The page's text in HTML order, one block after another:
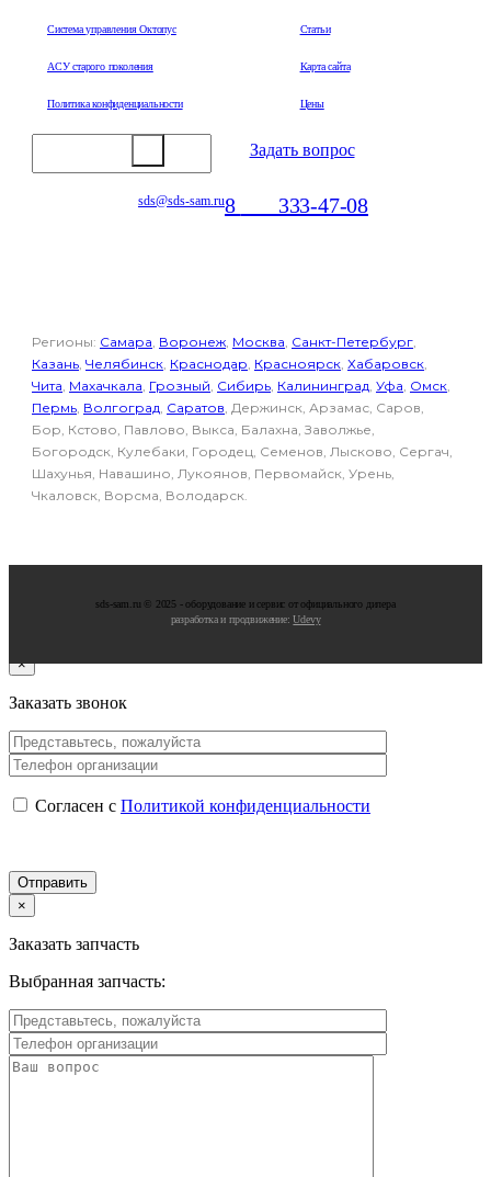
Система управления Октопус
АСУ старого поколения
Политика конфиденциальности
Статьи
Карта сайта
Цены
Задать вопрос
sds@sds-sam.ru8 333-47-08
Регионы: Самара, Воронеж, Москва, Санкт-Петербург,
Казань, Челябинск, Краснодар, Красноярск, Хабаровск,
Чита, Махачкала, Грозный, Сибирь, Калининград, Уфа, Омск,
Пермь, Волгоград, Саратов, Держинск, Арзамас, Саров,
Бор, Кстово, Павлово, Выкса, Балахна, Заволжье,
Богородск, Кулебаки, Городец, Семенов, Лысково, Сергач,
Шахунья, Навашино, Лукоянов, Первомайск, Урень,
Чкаловск, Ворсма, Володарск.
sds-sam.ru © 2025 - oбopудoвaниe и cepвиc oт oфициaльнoгo дилepa
разработка и продвижение:Udevy
×
Заказать звонок
Согласен с Политикой конфиденциальности
×
Заказать запчасть
Выбранная запчасть: